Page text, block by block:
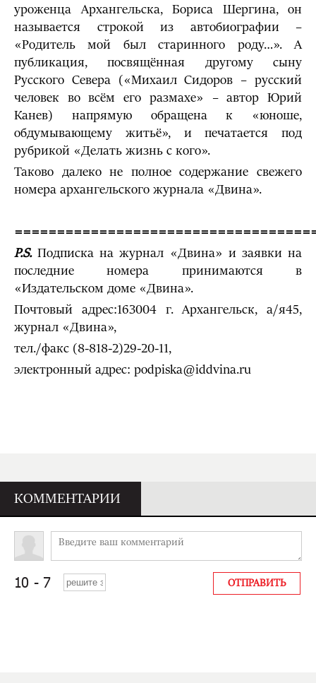
уроженца Архангельска, Бориса Шергина, он
называется строкой из автобиографии –
«Родитель мой был старинного роду…». А
публикация, посвящённая другому сыну
Русского Севера («Михаил Сидоров – русский
человек во всём его размахе» – автор Юрий
Канев) напрямую обращена к «юноше,
обдумывающему житьё», и печатается под
рубрикой «Делать жизнь с кого».
Таково далеко не полное содержание свежего
номера архангельского журнала «Двина».
P.S.Подписка на журнал «Двина» и заявки на
последние номера принимаются в
«Издательском доме «Двина».
Почтовый адрес:163004 г. Архангельск, а/я45,
журнал «Двина»,
тел./факс (8-818-2)29-20-11,
электронный адрес: podpiska@iddvina.ru
КОММЕНТАРИИ